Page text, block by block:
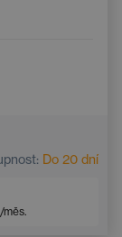
Do 20 dní
/měs.